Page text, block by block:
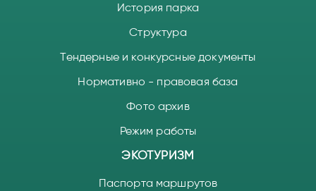
История парка
Структура
Тендерные и конкурсные документы
Нормативно - правовая база
Фото архив
Режим работы
ЭКОТУРИЗМ
Паспорта маршрутов